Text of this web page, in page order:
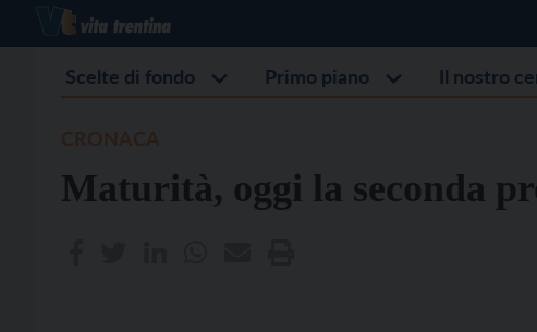
Scelte di fondo Primo piano Il nostro
Maturità, oggi la seconda